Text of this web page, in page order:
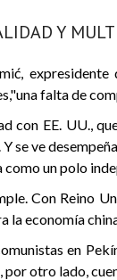
Y
falta de
con EE. UU.,
se ve
un polo
Con Reino
la economía
en
por otro lado,